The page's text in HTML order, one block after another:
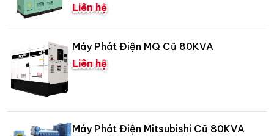
Liên hệ
Máy Phát Điện MQ Cũ 80KVA
Liên hệ
Máy Phát Điện Mitsubishi Cũ 80KVA